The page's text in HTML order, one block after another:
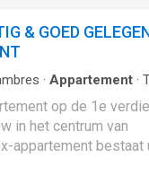
& GOED
· Appartement ·
op de 1e
in het centrum van
appartement bestaat